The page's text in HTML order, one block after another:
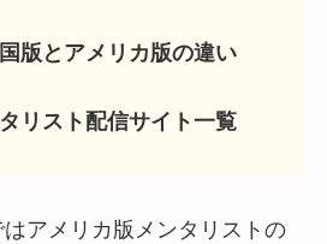
版とアメリカ版の違い
リスト配信サイト一覧
アメリカ版メンタリストの